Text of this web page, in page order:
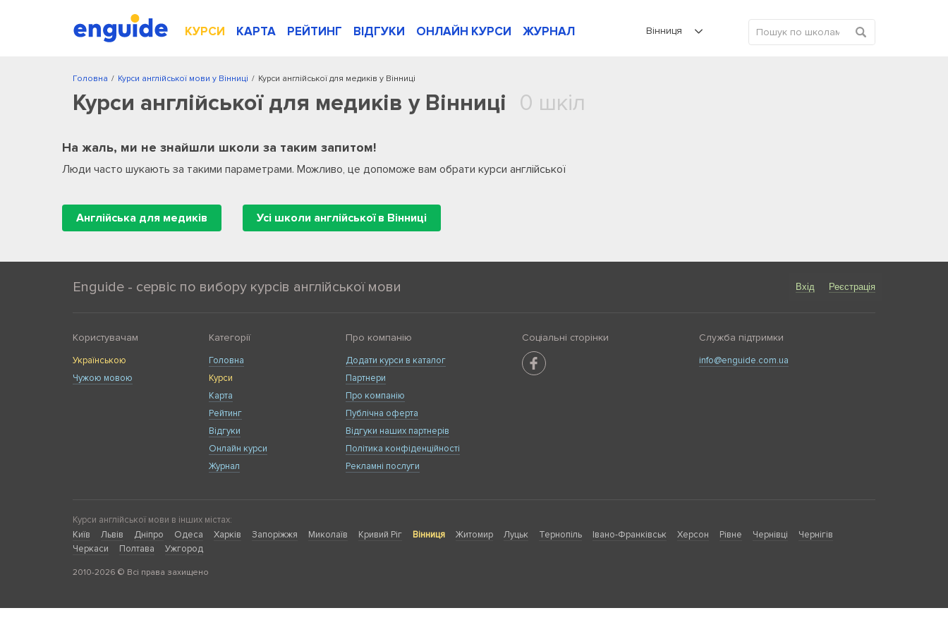
КУРСИ КАРТА РЕЙТИНГ ВІДГУКИ ОНЛАЙН КУРСИ ЖУРНАЛ Вінниця
/
Головна /
Курси англійської мови у Вінниці Курси англійської для медиків у Вінниці
Курси англійської для медиків у Вінниці 0 шкіл
На жаль, ми не знайшли школи за таким запитом!
Люди часто шукають за такими параметрами. Можливо, це допоможе вам обрати курси англійської
Англійська для медиків Усі школи англійської в Вінниці
Enguide - сервіс по вибору курсів англійської мови Вхід Реєстрація
Користувачам
Українською
Чужою мовою
Категорії
Головна
Курси
Карта
Рейтинг
Відгуки
Онлайн курси
Журнал
Про компанію
Додати курси в каталог
Партнери
Про компанію
Публічна оферта
Відгуки наших партнерів
Політика конфіденційності
Рекламні послуги
Соціальні сторінки Служба підтримки
info@enguide.com.ua
Курси англійської мови в інших містах:
Київ
Львів Дніпро Одеса Харків Запоріжжя Миколаїв Кривий Ріг Вінниця Житомир Луцьк Тернопіль Івано-Франківськ Херсон Рівне Чернівці
Чернігів
Черкаси
Полтава Ужгород
2010-2026 © Всі права захищено